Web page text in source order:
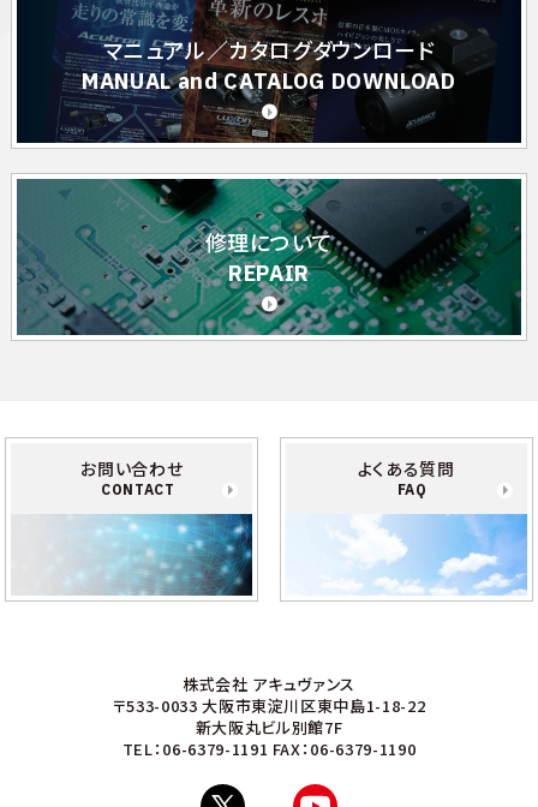
マニュアル／カタログダウンロード
MANUAL and CATALOG DOWNLOAD
修理について
REPAIR
お問い合わせ
CONTACT
よくある質問
FAQ
株式会社 アキュヴァンス
〒533-0033 大阪市東淀川区東中島1-18-22
新大阪丸ビル別館7F
TEL：06-6379-1191 FAX：06-6379-1190